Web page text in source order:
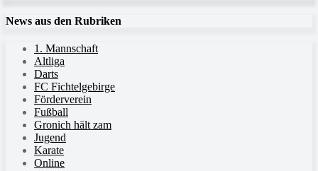
News aus den Rubriken
1. Mannschaft
Altliga
Darts
FC Fichtelgebirge
Förderverein
Fußball
Gronich hält zam
Jugend
Karate
Online